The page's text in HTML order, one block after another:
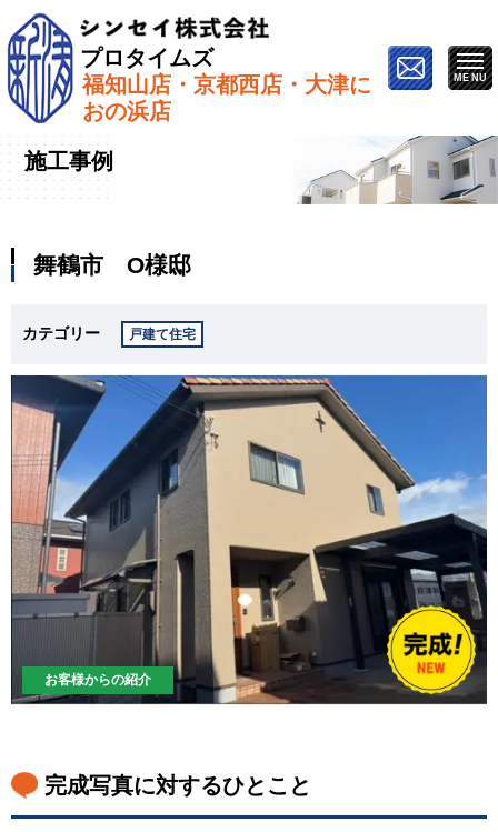
プロタイムズ
福知山店・京都西店・大津に
おの浜店
ホーム»施工事例»舞鶴市 O様邸
施工事例
舞鶴市 O様邸
カテゴリー 戸建て住宅
お客様からの紹介
完成写真に対するひとこと